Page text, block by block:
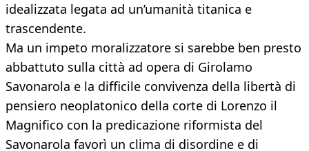
idealizzata legata ad un’umanità titanica e
trascendente.
Ma un impeto moralizzatore si sarebbe ben presto
abbattuto sulla città ad opera di Girolamo
Savonarola e la difficile convivenza della libertà di
pensiero neoplatonico della corte di Lorenzo il
Magnifico con la predicazione riformista del
Savonarola favorì un clima di disordine e di